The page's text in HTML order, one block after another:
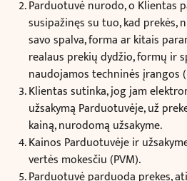
Parduotuvė nurodo, o Klientas
susipažinęs su tuo, kad prekės,
savo spalva, forma ar kitais
realaus prekių dydžio, formų ir
naudojamos techninės įrangos
Klientas sutinka, jog jam
užsakymą Parduotuvėje, už
kainą, nurodomą užsakyme.
Kainos Parduotuvėje ir
vertės mokesčiu (PVM).
Parduotuvė parduoda prekes,